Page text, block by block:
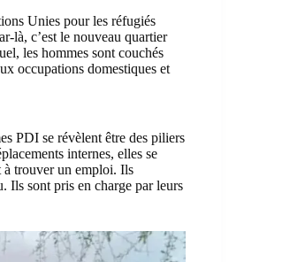
Unies pour les réfugiés
là, c’est le nouveau quartier
les hommes sont couchés
occupations domestiques et
PDI se révèlent être des piliers
internes, elles se
à trouver un emploi. Ils
Ils sont pris en charge par leurs